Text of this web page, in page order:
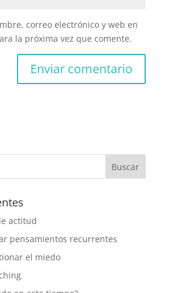
correo electrónico y web en
la próxima vez que comente.
actitud
pensamientos recurrentes
el miedo